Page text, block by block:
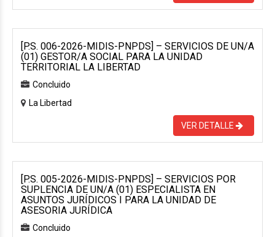
[P.S. 006-2026-MIDIS-PNPDS] – SERVICIOS DE UN/A
(01) GESTOR/A SOCIAL PARA LA UNIDAD
TERRITORIAL LA LIBERTAD
Concluido
La Libertad
VER DETALLE
[P.S. 005-2026-MIDIS-PNPDS] – SERVICIOS POR
SUPLENCIA DE UN/A (01) ESPECIALISTA EN
ASUNTOS JURÍDICOS I PARA LA UNIDAD DE
ASESORIA JURÍDICA
Concluido